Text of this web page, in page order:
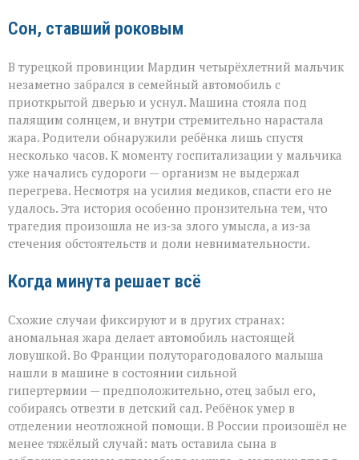
Сон, ставший роковым
В турецкой провинции Мардин четырёхлетний мальчик
незаметно забрался в семейный автомобиль с
приоткрытой дверью и уснул. Машина стояла под
палящим солнцем, и внутри стремительно нарастала
жара. Родители обнаружили ребёнка лишь спустя
несколько часов. К моменту госпитализации у мальчика
уже начались судороги — организм не выдержал
перегрева. Несмотря на усилия медиков, спасти его не
удалось. Эта история особенно пронзительна тем, что
трагедия произошла не из‑за злого умысла, а из‑за
стечения обстоятельств и доли невнимательности.
Когда минута решает всё
Схожие случаи фиксируют и в других странах:
аномальная жара делает автомобиль настоящей
ловушкой. Во Франции полуторагодовалого малыша
нашли в машине в состоянии сильной
гипертермии — предположительно, отец забыл его,
собираясь отвезти в детский сад. Ребёнок умер в
отделении неотложной помощи. В России произошёл не
менее тяжёлый случай: мать оставила сына в